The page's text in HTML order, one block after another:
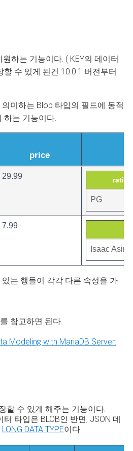
하는 기능이다. ( KEY의 데이터
할 수 있게 된건 10.0.1 버전부터
미하는 Blob 타입의 필드에 동적
하는 기능이다.
price
29.99 rating
PG
7.99
Isaac
는 행들이 각각 다른 속성을 가
참고하면 된다.
Modeling with MariaDB Server:
할 수 있게 해주는 기능이다.
타입은 BLOB인 반면, JSON 데
LONG DATA TYPE이다.